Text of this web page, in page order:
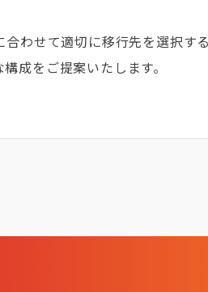
わせて適切に移行先を選択す
成をご提案いたします。